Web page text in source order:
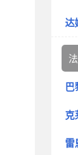
达
巴
克
雷